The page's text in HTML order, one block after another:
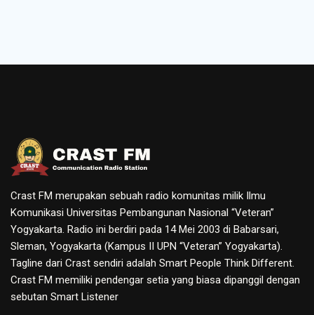
Crast FM merupakan sebuah radio komunitas milik Ilmu
Komunikasi Universitas Pembangunan Nasional “Veteran”
Yogyakarta. Radio ini berdiri pada 14 Mei 2003 di Babarsari,
Sleman, Yogyakarta (Kampus II UPN “Veteran” Yogyakarta).
Tagline dari Crast sendiri adalah Smart People Think Different.
Crast FM memiliki pendengar setia yang biasa dipanggil dengan
sebutan Smart Listener